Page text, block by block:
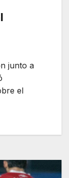
junto a
el